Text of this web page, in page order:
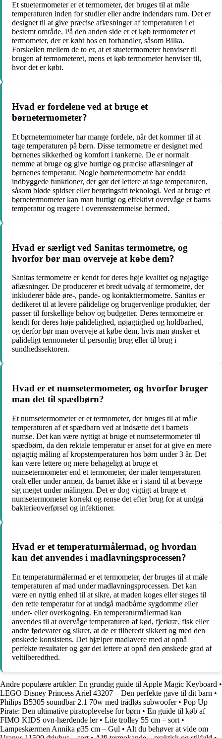
Et stuetermometer er et termometer, der bruges til at måle
temperaturen inden for studier eller andre indendørs rum. Det er
designet til at give præcise aflæsninger af temperaturen i et
bestemt område. På den anden side er et køb termometer et
termometer, der er købt hos en forhandler, såsom Bilka.
Forskellen mellem de to er, at et stuetermometer henviser til
brugen af ​​termometeret, mens et køb termometer henviser til,
hvor det er købt.
Hvad er fordelene ved at bruge et
børnetermometer?
Et børnetermometer har mange fordele, når det kommer til at
tage temperaturen på børn. Disse termometre er designet med
børnenes sikkerhed og komfort i tankerne. De er normalt
nemme at bruge og give hurtige og præcise aflæsninger af
børnenes temperatur. Nogle børnetermometre har endda
indbyggede funktioner, der gør det lettere at tage temperaturen,
såsom bløde spidser eller berøringsfri teknologi. Ved at bruge et
børnetermometer kan man hurtigt og effektivt overvåge et barns
temperatur og reagere i overensstemmelse hermed.
Hvad er særligt ved Sanitas termometre, og
hvorfor bør man overveje at købe dem?
Sanitas termometre er kendt for deres høje kvalitet og nøjagtige
aflæsninger. De producerer et bredt udvalg af termometre, der
inkluderer både øre-, pande- og kontakttermometre. Sanitas er
dedikeret til at levere pålidelige og brugervenlige produkter, der
passer til forskellige behov og budgetter. Deres termometre er
kendt for deres høje pålidelighed, nøjagtighed og holdbarhed,
og derfor bør man overveje at købe dem, hvis man ønsker et
pålideligt termometer til personlig brug eller til brug i
sundhedssektoren.
Hvad er et numsetermometer, og hvorfor bruger
man det til spædbørn?
Et numsetermometer er et termometer, der bruges til at måle
temperaturen af et spædbarn ved at indsætte det i barnets
numse. Det kan være nyttigt at bruge et numsetermometer til
spædbørn, da den rektale temperatur er anset for at give en mere
nøjagtig måling af kropstemperaturen hos børn under 3 år. Det
kan være lettere og mere behageligt at bruge et
numsetermometer end et termometer, der måler temperaturen
oralt eller under armen, da barnet ikke er i stand til at bevæge
sig meget under målingen. Det er dog vigtigt at bruge et
numsetermometer korrekt og rense det efter brug for at undgå
bakterieoverførsel og infektioner.
Hvad er et temperaturmålermad, og hvordan
kan det anvendes i madlavningsprocessen?
En temperaturmålermad er et termometer, der bruges til at måle
temperaturen af ​​mad under madlavningsprocessen. Det kan
være en nyttig enhed til at sikre, at maden koges eller steges til
den rette temperatur for at undgå madbårne sygdomme eller
under- eller overkogning. En temperaturmålermad kan
anvendes til at overvåge temperaturen af ​​kød, fjerkræ, fisk eller
andre fødevarer og sikrer, at de er tilberedt sikkert og med den
ønskede konsistens. Det hjælper madlavere med at opnå
perfekte resultater og gør det lettere at opnå den ønskede grad af
veltilberedthed.
Andre populære artikler: En grundig guide til Apple Magic Keyboard •
LEGO Disney Princess Ariel 43207 – Den perfekte gave til dit barn •
Philips B5305 soundbar 2.1 70w med trådløs subwoofer• Pop Up
Pirate: Den ultimative piratoplevelse for børn • En guide til køb af
FIMO KIDS ovn-hærdende ler• Lite trolley 55 cm – sort •
Lampeskærmen Annika ø35 cm – Gul • Alt du behøver at vide om